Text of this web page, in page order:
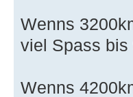
Wenns
viel Spass bis
Wenns